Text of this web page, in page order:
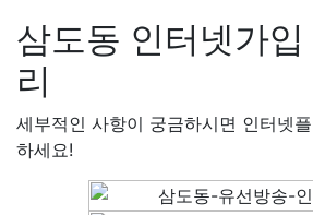
삼도동 인터넷가입
리
세부적인 사항이 궁금하시면 인터넷
하세요!